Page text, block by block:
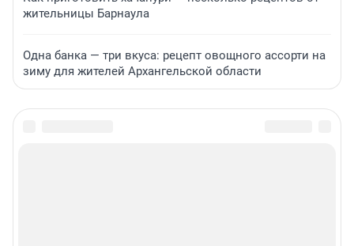
жительницы Барнаула
Одна банка — три вкуса: рецепт овощного ассорти на
зиму для жителей Архангельской области